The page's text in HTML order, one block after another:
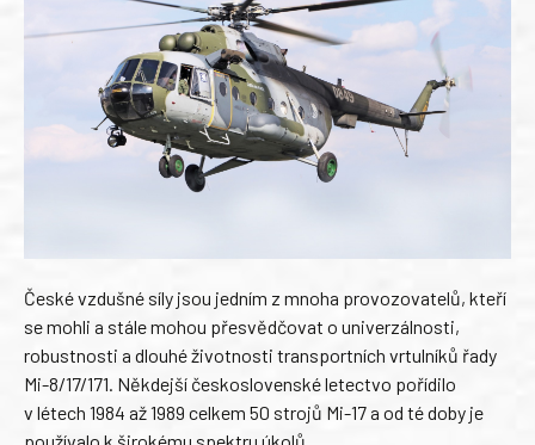
České vzdušné síly jsou jedním z mnoha provozovatelů, kteří
se mohli a stále mohou přesvědčovat o univerzálnosti,
robustnosti a dlouhé životnosti transportních vrtulníků řady
Mi-8/17/171. Někdejší československé letectvo pořídilo
v létech 1984 až 1989 celkem 50 strojů Mi-17 a od té doby je
používalo k širokému spektru úkolů.